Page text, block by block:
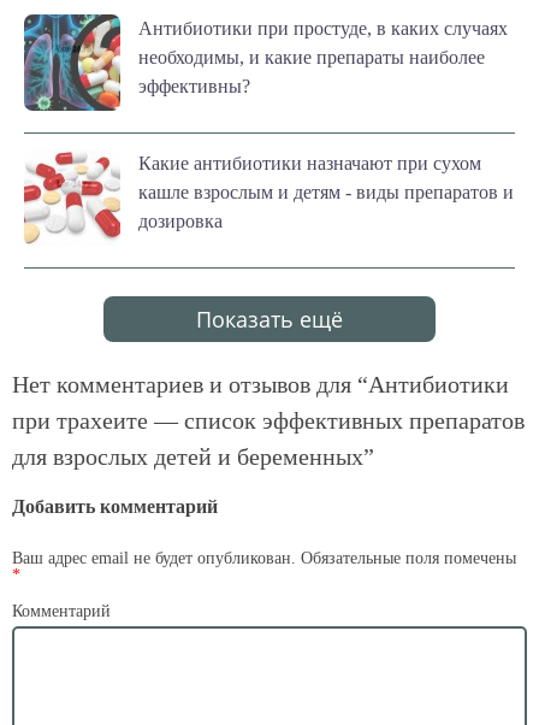
Антибиотики при простуде, в каких случаях
необходимы, и какие препараты наиболее
эффективны?
Какие антибиотики назначают при сухом
кашле взрослым и детям - виды препаратов и
дозировка
Показать ещё
Нет комментариев и отзывов для “Антибиотики
при трахеите — список эффективных препаратов
для взрослых детей и беременных”
Добавить комментарий
Ваш адрес email не будет опубликован. Обязательные поля помечены
*
Комментарий